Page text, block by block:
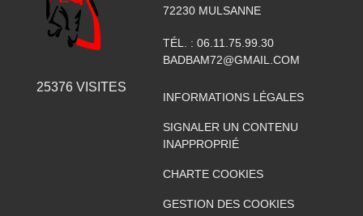
25376VISITES
72230 MULSANNE
TÉL. : 06.11.75.99.30
BADBAM72@GMAIL.COM
INFORMATIONS LÉGALES
SIGNALER UN CONTENU
INAPPROPRIÉ
CHARTE COOKIES
GESTION DES COOKIES